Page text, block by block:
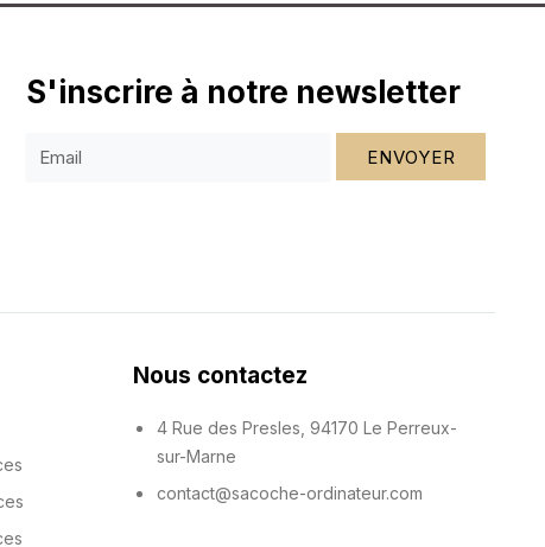
S'inscrire à notre newsletter
ENVOYER
Nous contactez
4 Rue des Presles, 94170 Le Perreux-
sur-Marne
contact@sacoche-ordinateur.com